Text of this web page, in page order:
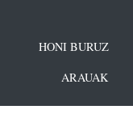
HONI BURUZ
ARAUAK